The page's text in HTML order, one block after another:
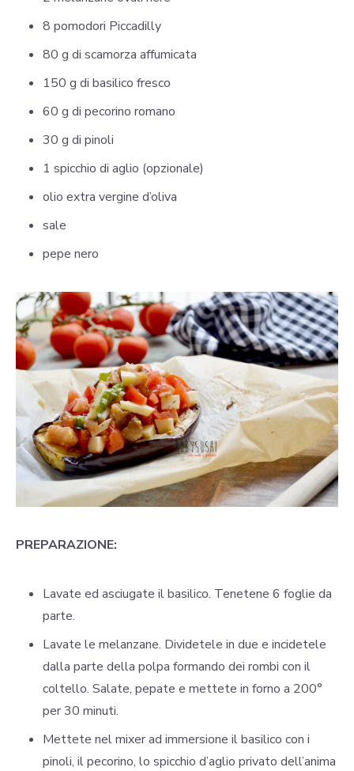
8 pomodori Piccadilly
80 g di scamorza affumicata
150 g di basilico fresco
60 g di pecorino romano
30 g di pinoli
1 spicchio di aglio (opzionale)
olio extra vergine d’oliva
sale
pepe nero
PREPARAZIONE:
Lavate ed asciugate il basilico. Tenetene 6 foglie da
parte.
Lavate le melanzane. Dividetele in due e incidetele
dalla parte della polpa formando dei rombi con il
coltello. Salate, pepate e mettete in forno a 200°
per 30 minuti.
Mettete nel mixer ad immersione il basilico con i
pinoli, il pecorino, lo spicchio d’aglio privato dell’anima